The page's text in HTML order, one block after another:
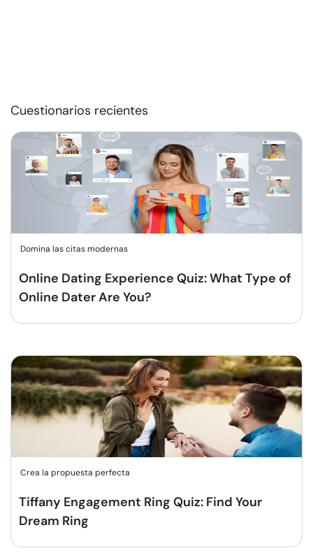
Cuestionarios recientes
Domina las citas modernas
Online Dating Experience Quiz: What Type of
Online Dater Are You?
Crea la propuesta perfecta
Tiffany Engagement Ring Quiz: Find Your
Dream Ring